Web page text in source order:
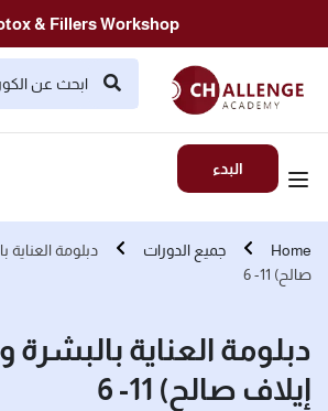
& Fillers Workshop
البدء
Home جميع الدورات
دبلومة العناية
صالح) 11- 6
دبلومة العناية
إيلاف صالح) 11- 6